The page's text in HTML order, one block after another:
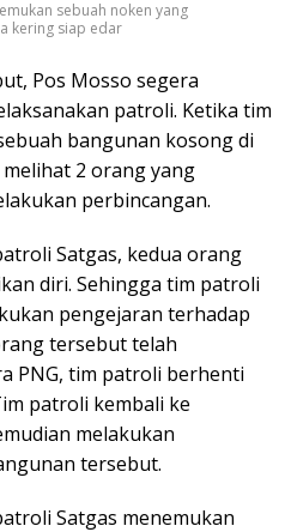
sebuah noken yang
kering siap edar
Pos Mosso segera
patroli. Ketika tim
bangunan kosong di
2 orang yang
perbincangan.
Satgas, kedua orang
diri. Sehingga tim patroli
pengejaran terhadap
tersebut telah
PNG, tim patroli berhenti
patroli kembali ke
melakukan
tersebut.
Satgas menemukan